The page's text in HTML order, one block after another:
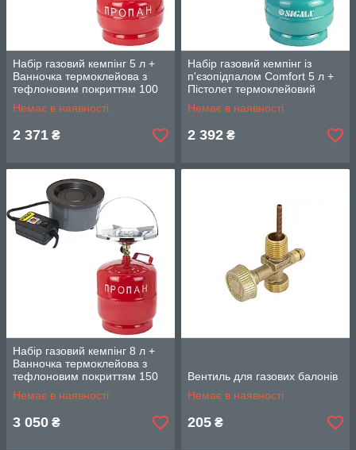
Набір газовий кемпінг 5 л +
Ванночка термоклейова з
тефлоновим покриттям 100
Вт SIGMA (29032112)
Немає в наявності
2 371 ₴
Набір газовий кемпінг із
п'єзопідпалом Comfort 5 л +
Пістолет термоклейовий
автономний Ø 8 мм 8 Вт/6В
SIGMA
Немає в наявності
2 392 ₴
Набір газовий кемпінг 8 л +
Ванночка термоклейова з
тефлоновим покриттям 150
Вт SIGMA (29032212)
Немає в наявності
3 050 ₴
Вентиль для газових балонів
Немає в наявності
205 ₴